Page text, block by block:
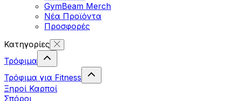
GymBeam Merch
Νέα Προϊόντα
Προσφορές
Κατηγορίες
Τρόφιμα
Τρόφιμα για Fitness
Ξηροί Καρποί
Σπόροι